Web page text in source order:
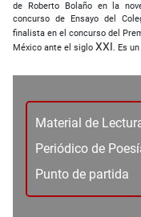
Material de
Periódico de
Punto de partida
de Roberto Bolaño en la
concurso de Ensayo del
finalista en el concurso del
México ante el siglo XXI. Es